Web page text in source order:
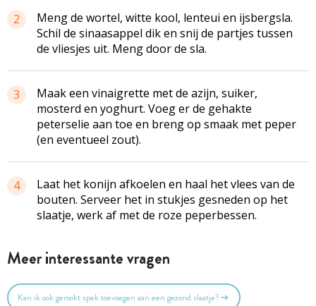
2
Meng de wortel, witte kool, lenteui en ijsbergsla.
Schil de sinaasappel dik en snij de partjes tussen
de vliesjes uit. Meng door de sla.
3
Maak een vinaigrette met de azijn, suiker,
mosterd en yoghurt. Voeg er de gehakte
peterselie aan toe en breng op smaak met peper
(en eventueel zout).
4
Laat het konijn afkoelen en haal het vlees van de
bouten. Serveer het in stukjes gesneden op het
slaatje, werk af met de roze peperbessen.
Meer interessante vragen
Kan ik ook gerookt spek toevoegen aan een gezond slaatje?